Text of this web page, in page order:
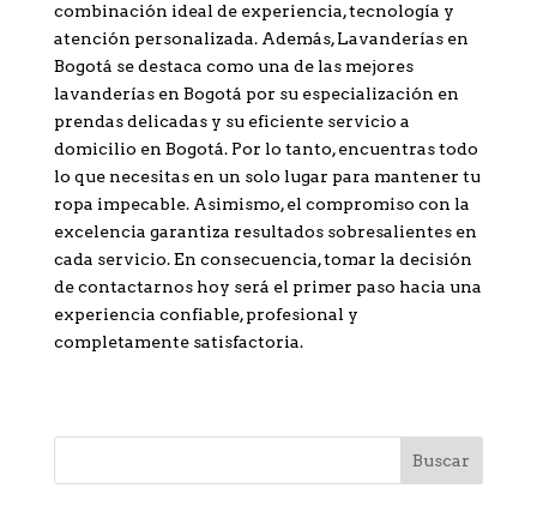
combinación ideal de experiencia, tecnología y
atención personalizada. Además, Lavanderías en
Bogotá se destaca como una de las mejores
lavanderías en Bogotá por su especialización en
prendas delicadas y su eficiente servicio a
domicilio en Bogotá. Por lo tanto, encuentras todo
lo que necesitas en un solo lugar para mantener tu
ropa impecable. Asimismo, el compromiso con la
excelencia garantiza resultados sobresalientes en
cada servicio. En consecuencia, tomar la decisión
de contactarnos hoy será el primer paso hacia una
experiencia confiable, profesional y
completamente satisfactoria.